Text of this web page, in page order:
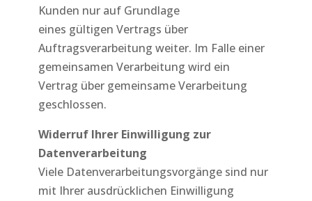
Kunden nur auf Grundlage
eines gültigen Vertrags über
Auftragsverarbeitung weiter. Im Falle einer
gemeinsamen Verarbeitung wird ein
Vertrag über gemeinsame Verarbeitung
geschlossen.
Widerruf Ihrer Einwilligung zur
Datenverarbeitung
Viele Datenverarbeitungsvorgänge sind nur
mit Ihrer ausdrücklichen Einwilligung